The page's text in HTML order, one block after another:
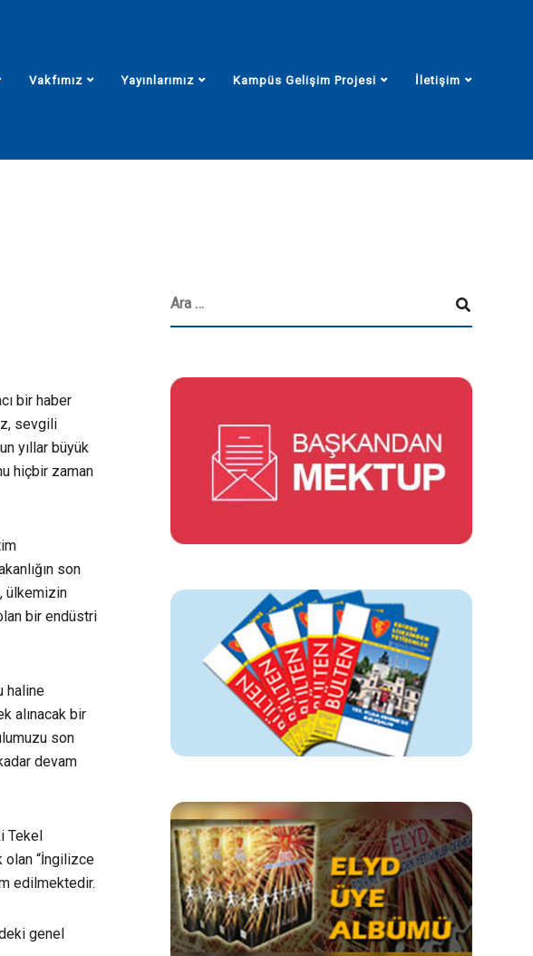
Vakfımız Yayınlarımız Kampüs Gelişim Projesi İletişim
bir haber
sevgili
yıllar büyük
hiçbir zaman
son
ülkemizin
bir endüstri
haline
alınacak bir
son
devam
Tekel
olan “İngilizce
edilmektedir.
genel